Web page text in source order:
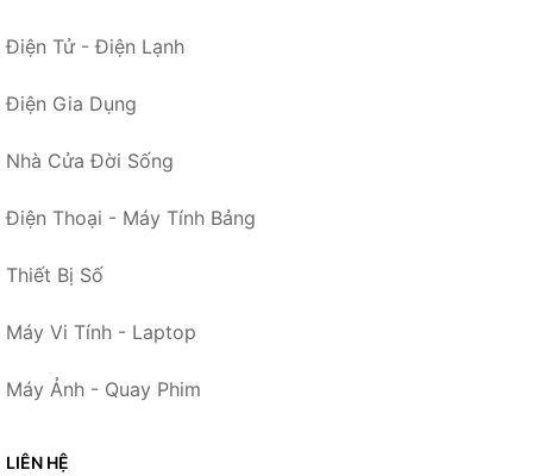
Điện Tử - Điện Lạnh
Điện Gia Dụng
Nhà Cửa Đời Sống
Điện Thoại - Máy Tính Bảng
Thiết Bị Số
Máy Vi Tính - Laptop
Máy Ảnh - Quay Phim
LIÊN HỆ